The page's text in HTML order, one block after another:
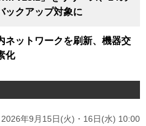
ックアップ対象に
ネットワークを刷新、機器交
化
2026年9月15日(火)・16日(水) 10:00